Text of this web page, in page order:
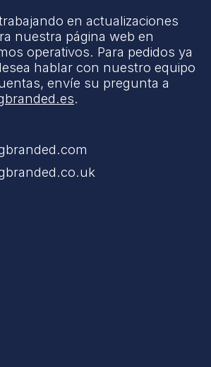
en actualizaciones
nuestra página web en
operativos. Para pedidos ya
hablar con nuestro equipo
envíe su pregunta a
.